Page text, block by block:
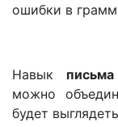
ошибки в
Навык письма
можно
будет